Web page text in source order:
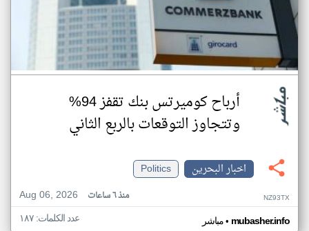
أرباح كوميرتس بنك تقفز 94%
وتتجاوز التوقعات بالربع الثاني
اخبار البحرين
Politics
Aug 06, 2026
منذ ٦ ساعات NZ93TX
مباشر• mubasher.info عدد الكلمات: ١٨٧